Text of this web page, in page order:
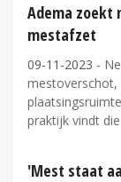
Adema zoekt
mestafzet
09-11-2023 -
mestoverschot,
praktijk vindt
'Mest staat